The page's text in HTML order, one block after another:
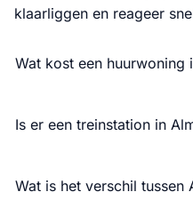
klaarliggen en reageer
Wat kost een huurwoning
Is er een treinstation in
Wat is het verschil tussen